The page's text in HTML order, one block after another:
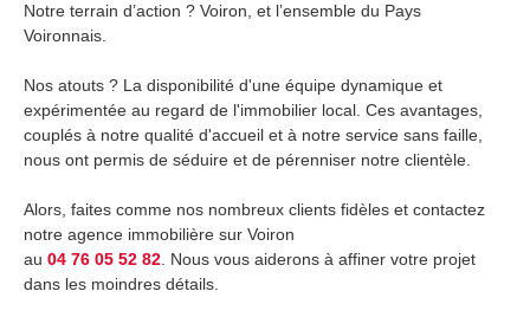
Notre terrain d’action ? Voiron, et l’ensemble du Pays
Voironnais.
Nos atouts ? La disponibilité d'une équipe dynamique et
expérimentée au regard de l'immobilier local. Ces avantages,
couplés à notre qualité d'accueil et à notre service sans faille,
nous ont permis de séduire et de pérenniser notre clientèle.
Alors, faites comme nos nombreux clients fidèles et contactez
notre agence immobilière sur Voiron
au 04 76 05 52 82 . Nous vous aiderons à affiner votre projet
dans les moindres détails.